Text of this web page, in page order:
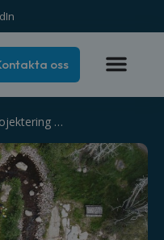
oss
Åtgärdsprojektering Kvillen i Emån